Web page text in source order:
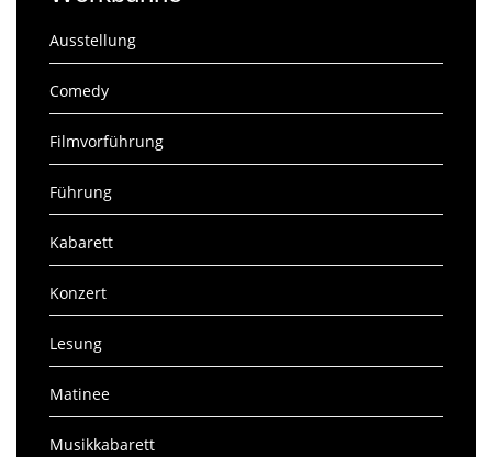
Ausstellung
Comedy
Filmvorführung
Führung
Kabarett
Konzert
Lesung
Matinee
Musikkabarett